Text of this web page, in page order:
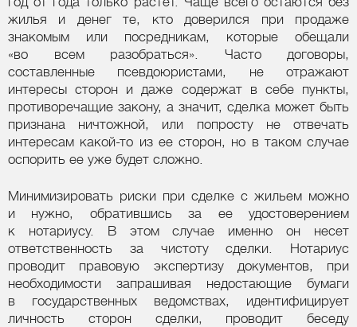
жилья и денег те, кто доверился при продаже
знакомым или посредникам, которые обещали
«во всем разобраться». Часто договоры,
составленные псевдоюристами, не отражают
интересы сторон и даже содержат в себе пункты,
противоречащие закону, а значит, сделка может быть
признана ничтожной, или попросту не отвечать
интересам какой-то из ее сторон, но в таком случае
оспорить ее уже будет сложно.
Минимизировать риски при сделке с жильем можно
и нужно, обратившись за ее удостоверением
к нотариусу. В этом случае именно он несет
ответственность за чистоту сделки. Нотариус
проводит правовую экспертизу документов, при
необходимости запрашивая недостающие бумаги
в государственных ведомствах, идентифицирует
личность сторон сделки, проводит беседу